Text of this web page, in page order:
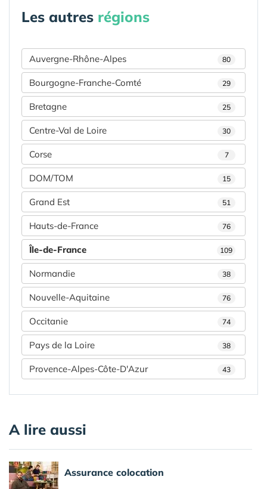
Les autres régions
Auvergne-Rhône-Alpes 80
Bourgogne-Franche-Comté 29
Bretagne 25
Centre-Val de Loire 30
Corse 7
DOM/TOM 15
Grand Est 51
Hauts-de-France 76
Île-de-France 109
Normandie 38
Nouvelle-Aquitaine 76
Occitanie 74
Pays de la Loire 38
Provence-Alpes-Côte-D'Azur 43
A lire aussi
Assurance colocation